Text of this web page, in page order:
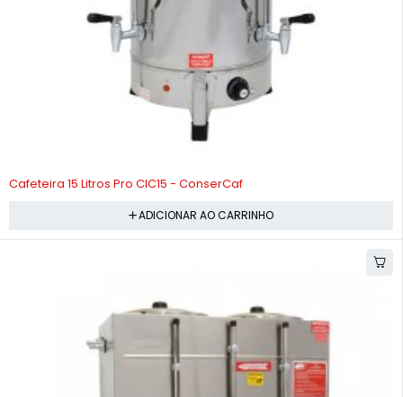
Cafeteira 15 Litros Pro CIC15 - ConserCaf
ADICIONAR AO CARRINHO